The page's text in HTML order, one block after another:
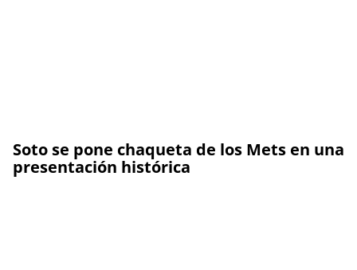
Soto se pone chaqueta de los Mets en una
presentación histórica